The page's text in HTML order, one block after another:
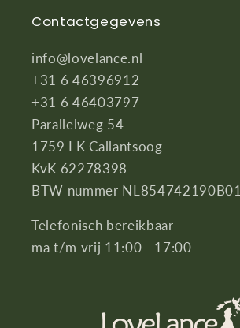
Contactgegevens
info@lovelance.nl
+31 6 46396912
+31 6 46403797
Parallelweg 54
1759 LK Callantsoog
KvK 62278398
BTW nummer NL854742190B01
Telefonisch bereikbaar
ma t/m vrij 11:00 - 17:00